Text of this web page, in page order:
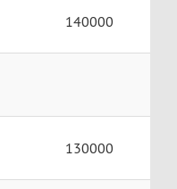
140000
130000